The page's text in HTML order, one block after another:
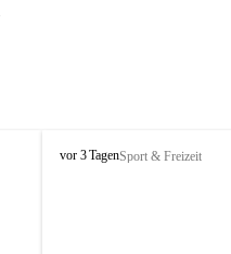
S
vor 3 TagenSport & Freizeit